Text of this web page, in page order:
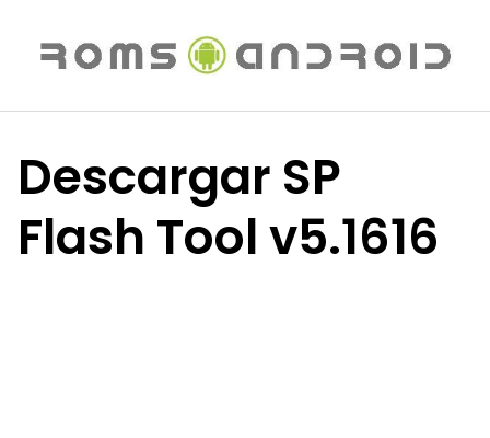
contenido
Descargar SP
Flash Tool v5.1616